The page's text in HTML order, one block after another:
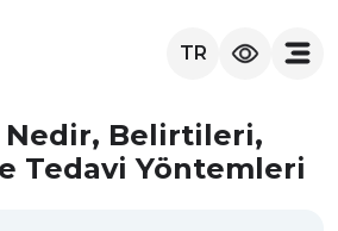
TR
Nedir, Belirtileri,
Tedavi Yöntemleri